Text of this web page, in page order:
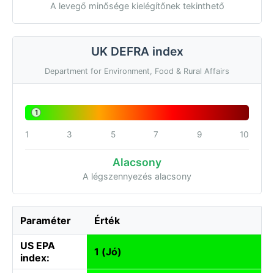
A levegő minősége kielégítőnek tekinthető
UK DEFRA index
Department for Environment, Food & Rural Affairs
1
1 3 5 7 9 10
Alacsony
A légszennyezés alacsony
Paraméter Érték
US EPA
index:
1 (Jó)